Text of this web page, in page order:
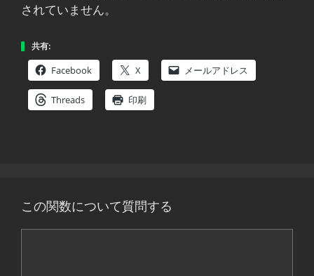
されていません。
共有:
Facebook X メールアドレス
Threads 印刷
この関数について質問する